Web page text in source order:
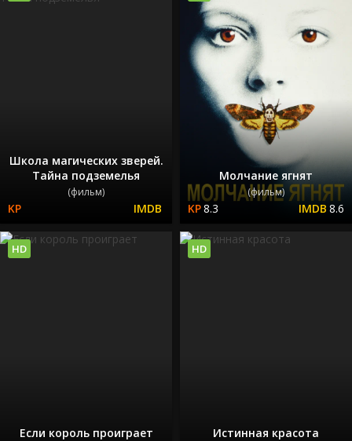
Школа магических зверей.
Тайна подземелья
(фильм)
Молчание ягнят
(фильм)
8.3 8.6
Если король проиграет
HD
Истинная красота
HD